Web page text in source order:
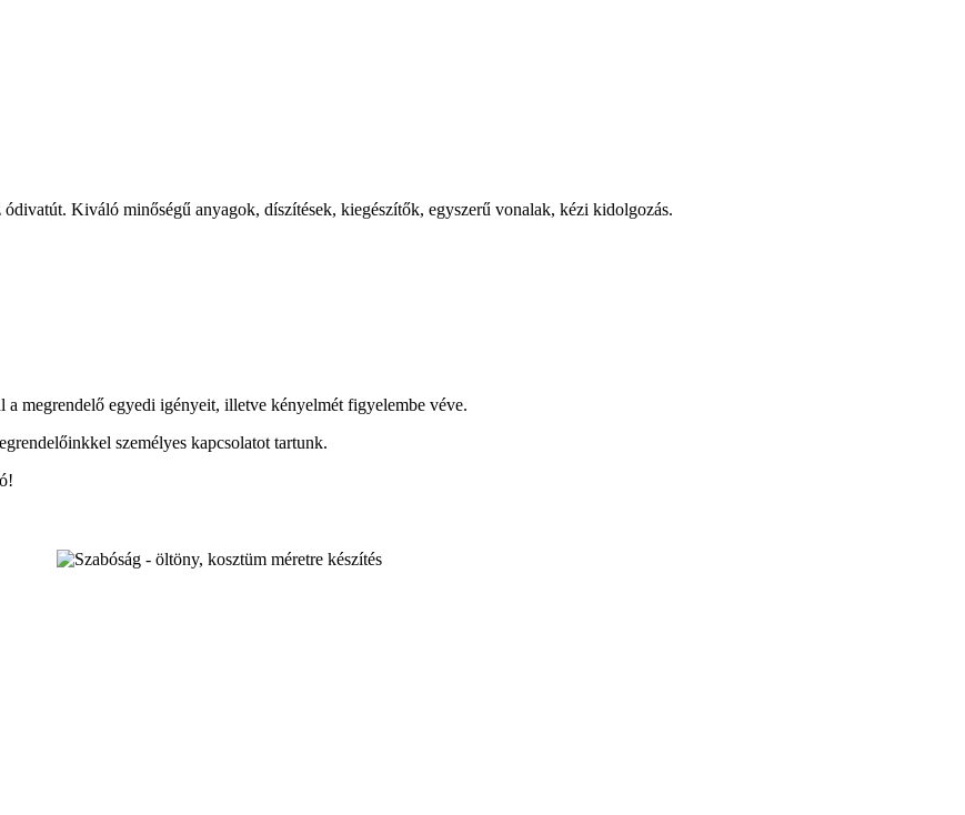
Kiváló minőségű anyagok, díszítések, kiegészítők, egyszerű vonalak, kézi kidolgozás.
megrendelő egyedi igényeit, illetve kényelmét figyelembe véve.
személyes kapcsolatot tartunk.